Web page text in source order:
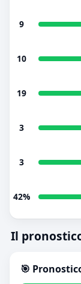
9
10
19
3
3
42%
Il
🎯